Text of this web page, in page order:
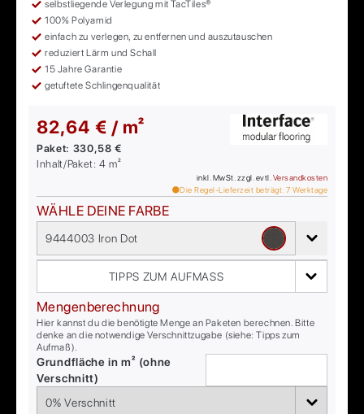
selbstliegende Verlegung mit TacTiles®
100% Polyamid
einfach zu verlegen, zu entfernen und auszutauschen
reduziert Lärm und Schall
15 Jahre Garantie
getuftete Schlingenqualität
82,64 € / m²
Paket: 330,58 €
Inhalt/Paket:4 m²
inkl. MwSt. zzgl. evtl. Versandkosten
Die Regel-Lieferzeit beträgt: 7 Werktage
WÄHLE DEINE FARBE
9444003 Iron Dot
TIPPS ZUM AUFMASS
Mengenberechnung
Hier kannst du die benötigte Menge an Paketen berechnen. Bitte
denke an die notwendige Verschnittzugabe (siehe: Tipps zum
Aufmaß).
Grundfläche in m² (ohne
Verschnitt)